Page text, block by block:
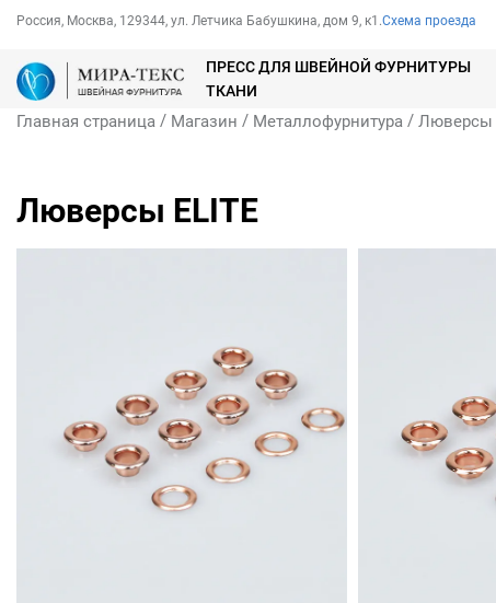
Россия, Москва, 129344, ул. Летчика Бабушкина, дом 9, к1.Схема проезда
ПРЕСС ДЛЯ ШВЕЙНОЙ ФУРНИТУРЫ
ТКАНИ
Главная страница / Магазин / Металлофурнитура / Люверсы
Люверсы ELITE